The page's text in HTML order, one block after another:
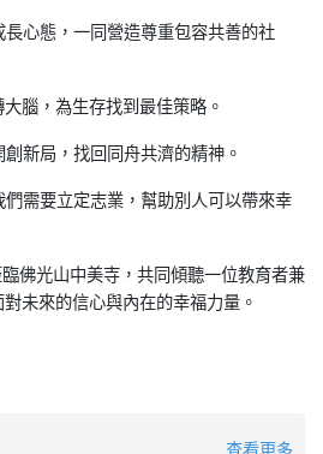
心態，一同營造尊重包容共善的社
腦，為生存找到最佳策略。
新局，找回同舟共濟的精神。
需要立定志業，幫助別人可以帶來幸
佛光山中美寺，共同傾聽一位教育者兼
未來的信心與內在的幸福力量。
查看更多